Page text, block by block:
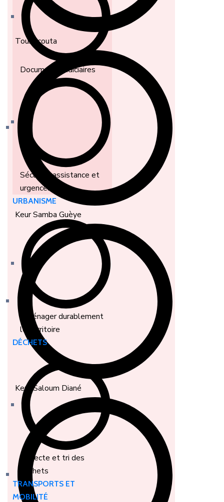
Toubacouta
Keur Samba Guèye
Keur Saloum Diané
Documents judiciaires
Sécurité, assistance et
urgences
URBANISME
Aménager durablement
le territoire
DÉCHETS
Collecte et tri des
déchets
TRANSPORTS ET
MOBILITÉ